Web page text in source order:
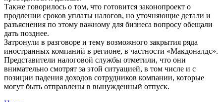
Также говорилось о том, что готовится законопроект о
продлении сроков уплаты налогов, но уточняющие детали и
разъяснения по этому важному для бизнеса вопросу обещали
дать позднее.
Затронули в разговоре и тему возможного закрытия ряда
иностранных компаний в регионе, в частности «Макдоналдс».
Представители налоговой службы отметили, что они
внимательно смотрят за этой ситуацией, в том числе и с
позиции падения доходов сотрудников компании, которые
могут быть отправлены в вынужденный отпуск.